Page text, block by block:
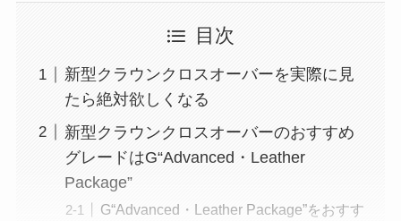
目次
新型クラウンクロスオーバーを実際に見
たら絶対欲しくなる
新型クラウンクロスオーバーのおすすめ
グレードはG“Advanced・Leather
Package”
G“Advanced・Leather Package”をおすす